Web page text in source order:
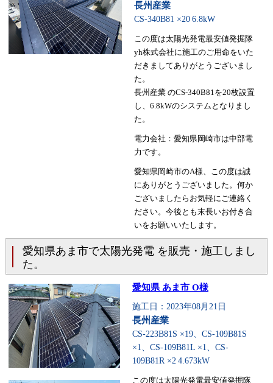
長州産業
CS-340B81 ×20 6.8kW
この度は太陽光発電最安値発掘隊
yh株式会社に施工のご用命をいた
だきましてありがとうございまし
た。
長州産業 のCS-340B81を20枚設置
し、6.8kWのシステムとなりまし
た。
電力会社：愛知県岡崎市は中部電
力です。
愛知県岡崎市のA様、この度は誠
にありがとうございました。何か
ございましたらお気軽にご連絡く
ださい。今後とも末長いお付き合
いをお願いいたします。
愛知県あま市で太陽光発電 を販売・施工しまし
た。
愛知県 あま市 O様
施工日：2023年08月21日
長州産業
CS-223B81S ×19、CS-109B81S
×1、CS-109B81L ×1、CS-
109B81R ×2 4.673kW
この度は太陽光発電最安値発掘隊